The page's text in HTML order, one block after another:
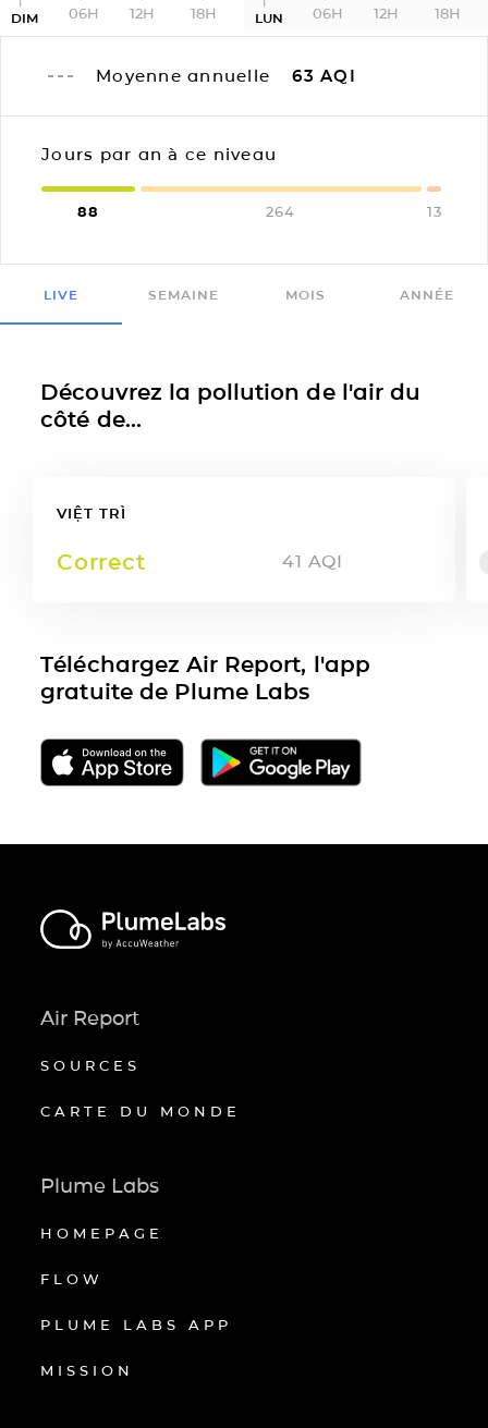
DIM 06H 12H 18H LUN 06H 12H 18H
Moyenne annuelle 63 AQI
Jours par an à ce niveau
88 264 13
LIVE SEMAINE MOIS ANNÉE
Découvrez la pollution de l'air du
côté de...
VIỆT TRÌ
Correct 41 AQI
Téléchargez Air Report, l'app
gratuite de Plume Labs
Air Report
SOURCES
CARTE DU MONDE
Plume Labs
HOMEPAGE
FLOW
PLUME LABS APP
MISSION